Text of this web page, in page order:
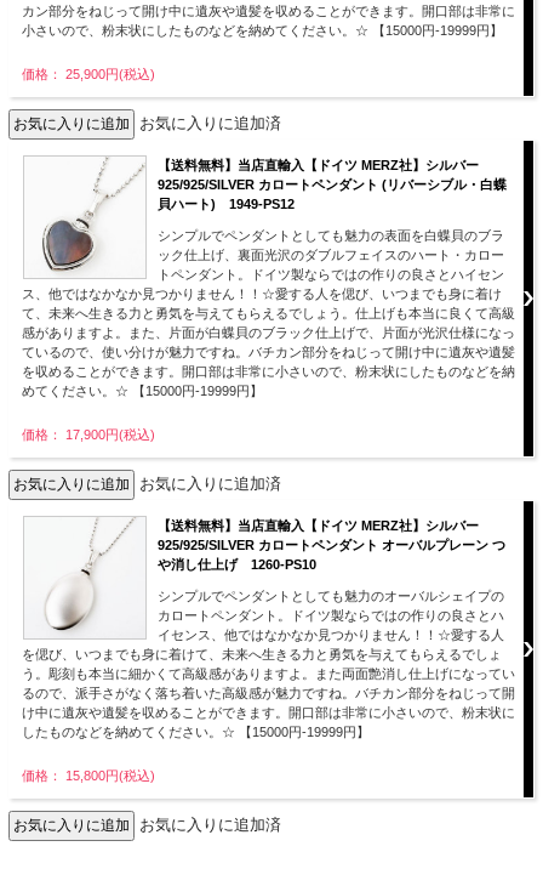
カン部分をねじって開け中に遺灰や遺髪を収めることができます。開口部は非常に
小さいので、粉末状にしたものなどを納めてください。☆ 【15000円-19999円】
価格： 25,900円(税込)
お気に入りに追加済
【送料無料】当店直輸入【ドイツ MERZ社】シルバー
925/925/SILVER カロートペンダント (リバーシブル・白蝶
貝ハート) 1949-PS12
シンプルでペンダントとしても魅力の表面を白蝶貝のブラ
ック仕上げ、裏面光沢のダブルフェイスのハート・カロー
トペンダント。ドイツ製ならではの作りの良さとハイセン
ス、他ではなかなか見つかりません！！☆愛する人を偲び、いつまでも身に着け
て、未来へ生きる力と勇気を与えてもらえるでしょう。仕上げも本当に良くて高級
感がありますよ。また、片面が白蝶貝のブラック仕上げで、片面が光沢仕様になっ
ているので、使い分けが魅力ですね。バチカン部分をねじって開け中に遺灰や遺髪
を収めることができます。開口部は非常に小さいので、粉末状にしたものなどを納
めてください。☆ 【15000円-19999円】
価格： 17,900円(税込)
お気に入りに追加済
【送料無料】当店直輸入【ドイツ MERZ社】シルバー
925/925/SILVER カロートペンダント オーバルプレーン つ
や消し仕上げ 1260-PS10
シンプルでペンダントとしても魅力のオーバルシェイプの
カロートペンダント。ドイツ製ならではの作りの良さとハ
イセンス、他ではなかなか見つかりません！！☆愛する人
を偲び、いつまでも身に着けて、未来へ生きる力と勇気を与えてもらえるでしょ
う。彫刻も本当に細かくて高級感がありますよ。また両面艶消し仕上げになってい
るので、派手さがなく落ち着いた高級感が魅力ですね。バチカン部分をねじって開
け中に遺灰や遺髪を収めることができます。開口部は非常に小さいので、粉末状に
したものなどを納めてください。☆ 【15000円-19999円】
価格： 15,800円(税込)
お気に入りに追加済